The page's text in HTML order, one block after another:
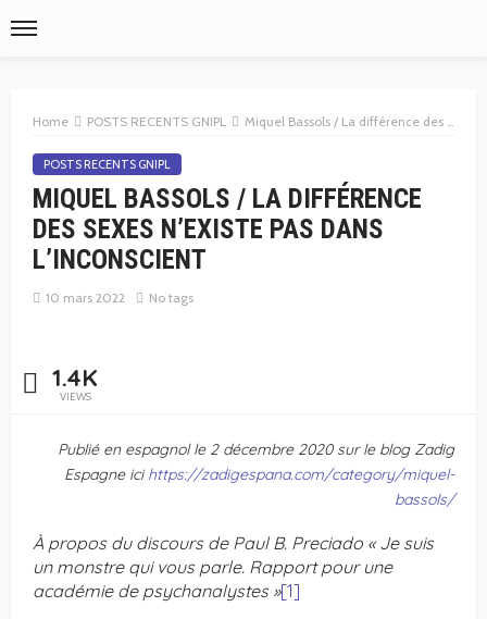
Home POSTS RECENTS GNIPL Miquel Bassols / La différence des sexes n’existe pas dans l’inconscient
POSTS RECENTS GNIPL
MIQUEL BASSOLS / LA DIFFÉRENCE
DES SEXES N’EXISTE PAS DANS
L’INCONSCIENT
10 mars 2022 No tags
1.4K
VIEWS
Publié en espagnol le 2 décembre 2020 sur le blog Zadig
Espagne icihttps://zadigespana.com/category/miquel-
bassols/
À propos du discours de Paul B. Preciado « Je suis
un monstre qui vous parle. Rapport pour une
académie de psychanalystes »[1]